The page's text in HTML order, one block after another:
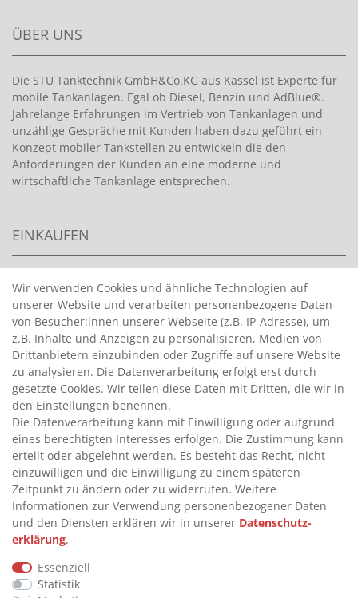
ÜBER UNS
Die STU Tanktechnik GmbH&Co.KG aus Kassel ist Experte für
mobile Tankanlagen. Egal ob Diesel, Benzin und AdBlue®.
Jahrelange Erfahrungen im Vertrieb von Tankanlagen und
unzählige Gespräche mit Kunden haben dazu geführt ein
Konzept mobiler Tankstellen zu entwickeln die den
Anforderungen der Kunden an eine moderne und
wirtschaftliche Tankanlage entsprechen.
EINKAUFEN
>
HANDPUMPEN FÜR BENZIN
>
HANDPUMPEN FÜR ÖLE
>
TANKANLAGEN
>
ADBLUE® BETANKUNG
INFORMATIONEN
>
FAQ
>
VERTRAG WIDERRUFEN
>
WIDERRUFSRECHT
>
WIDERRUFSFORMULAR
IMPRESSUM
>
DATENSCHUTZERKLÄRUNG
Wir verwenden Cookies und ähnliche Technologien auf
unserer Website und verarbeiten personenbezogene Daten
von Besucher:innen unserer Webseite (z.B. IP-Adresse), um
z.B. Inhalte und Anzeigen zu personalisieren, Medien von
Drittanbietern einzubinden oder Zugriffe auf unsere Website
zu analysieren. Die Datenverarbeitung erfolgt erst durch
gesetzte Cookies. Wir teilen diese Daten mit Dritten, die wir in
den Einstellungen benennen.
Die Datenverarbeitung kann mit Einwilligung oder aufgrund
eines berechtigten Interesses erfolgen. Die Zustimmung kann
erteilt oder abgelehnt werden. Es besteht das Recht, nicht
einzuwilligen und die Einwilligung zu einem späteren
Zeitpunkt zu ändern oder zu widerrufen. Weitere
Informationen zur Verwendung personenbezogener Daten
und den Diensten erklären wir in unserer Daten­schutz­
erklärung.
Essenziell
Statistik